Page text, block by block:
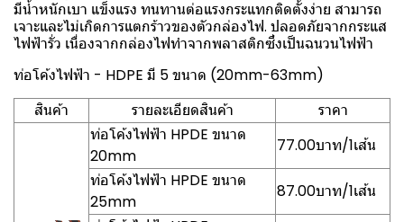
มีน้ำหนักเบา แข็งแรง ทนทานต่อแรงกระแทกติดตั้งง่าย สามารถ
เจาะและไม่เกิดการแตกร้าวของตัวกล่องไฟ. ปลอดภัยจากกระแส
ไฟฟ้ารั่ว เนื่องจากกล่องไฟทำจากพลาสติกซึ่งเป็นฉนวนไฟฟ้า
ท่อโค้งไฟฟ้า - HDPE มี 5 ขนาด (20mm-63mm)
สินค้า
รายละเอียดสินค้า
ราคา
ท่อโค้งไฟฟ้า HPDE ขนาด
20mm
77.00บาท/1เส้น
ท่อโค้งไฟฟ้า HPDE ขนาด
25mm
87.00บาท/1เส้น